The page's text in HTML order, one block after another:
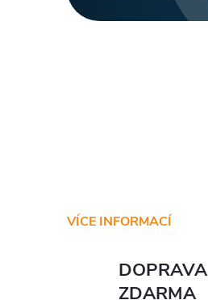
VÍCE INFORMACÍ
DOPRAVA
ZDARMA